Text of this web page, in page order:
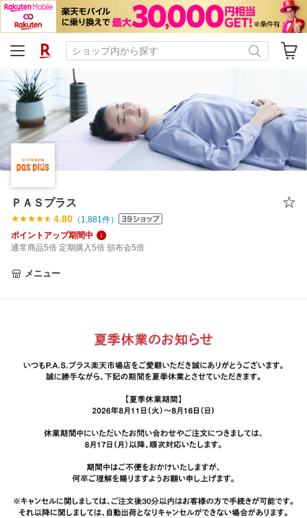
ＰＡＳプラス
4.80 （ 1,881件）
ポイントアップ期間中
通常商品5倍 定期購入5倍 頒布会5倍
メニュー